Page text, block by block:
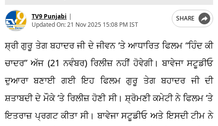
TV9 Punjabi |
Updated On:21 Nov 2025 15:08 PM IST
SHARE
ਸ਼੍ਰੀ ਗੁਰੂ ਤੇਗ ਬਹਾਦਰ ਜੀ ਦੇ ਜੀਵਨ ‘ਤੇ ਆਧਾਰਿਤ ਫਿਲਮ “ਹਿੰਦ ਕੀ
ਚਾਦਰ” ਅੱਜ (21 ਨਵੰਬਰ) ਰਿਲੀਜ਼ ਨਹੀਂ ਹੋਵੇਗੀ। ਬਾਵੇਜਾ ਸਟੂਡੀਓ
ਦੁਆਰਾ ਬਣਾਈ ਗਈ ਇਹ ਫਿਲਮ ਗੁਰੂ ਤੇਗ ਬਹਾਦਰ ਜੀ ਦੀ
ਸ਼ਤਾਬਦੀ ਦੇ ਮੌਕੇ ‘ਤੇ ਰਿਲੀਜ਼ ਹੋਣੀ ਸੀ। ਸ਼੍ਰੋਮਣੀ ਕਮੇਟੀ ਨੇ ਫਿਲਮ ‘ਤੇ
ਇਤਰਾਜ਼ ਪ੍ਰਗਟ ਕੀਤਾ ਸੀ। ਬਾਵੇਜਾ ਸਟੂਡੀਓ ਅਤੇ ਇਸਦੀ ਟੀਮ ਨੇ